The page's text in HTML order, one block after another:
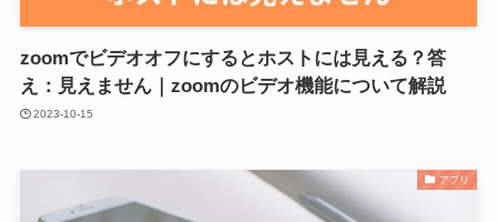
zoomでビデオオフにするとホストには見える？答
え：見えません｜zoomのビデオ機能について解説
2023-10-15
アプリ